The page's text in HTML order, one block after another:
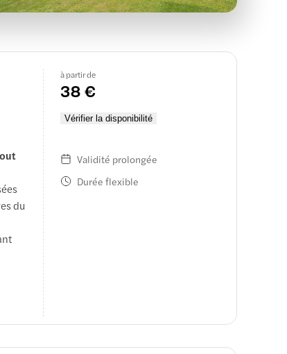
à partir de
38 €
Vérifier la disponibilité
Validité prolongée
Durée flexible
du